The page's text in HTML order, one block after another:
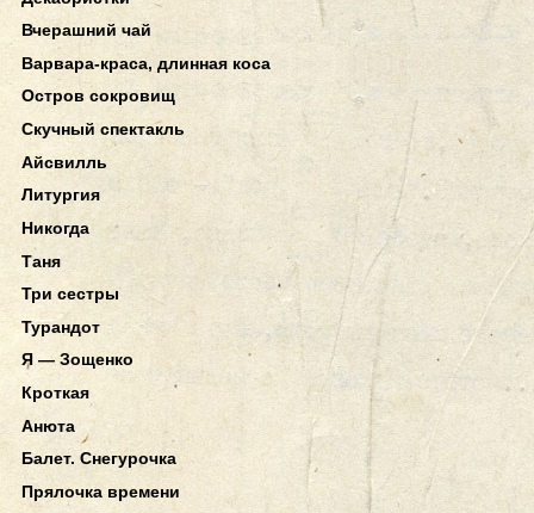
Вчерашний чай
Варвара-краса, длинная коса
Остров сокровищ
Скучный спектакль
Айсвилль
Литургия
Никогда
Таня
Три сестры
Турандот
Я — Зощенко
Кроткая
Анюта
Балет. Снегурочка
Прялочка времени